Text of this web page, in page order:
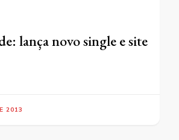
lança novo single e site
2013